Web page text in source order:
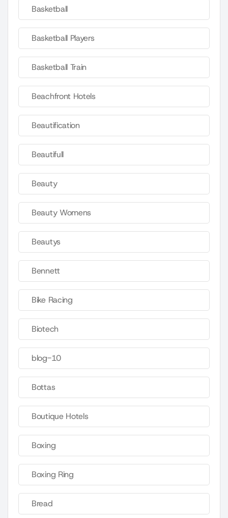
Basketball
Basketball Players
Basketball Train
Beachfront Hotels
Beautification
Beautifull
Beauty
Beauty Womens
Beautys
Bennett
Bike Racing
Biotech
blog-10
Bottas
Boutique Hotels
Boxing
Boxing Ring
Bread